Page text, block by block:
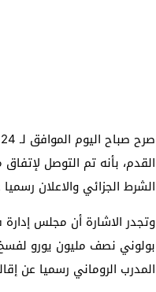
القدم، بأنه تم التوصل
الشرط الجزائي والاعلان
وتجدر الاشارة أن مجلس إدارة
بولوني نصف مليون يورو
المدرب الروماني رسميا عن